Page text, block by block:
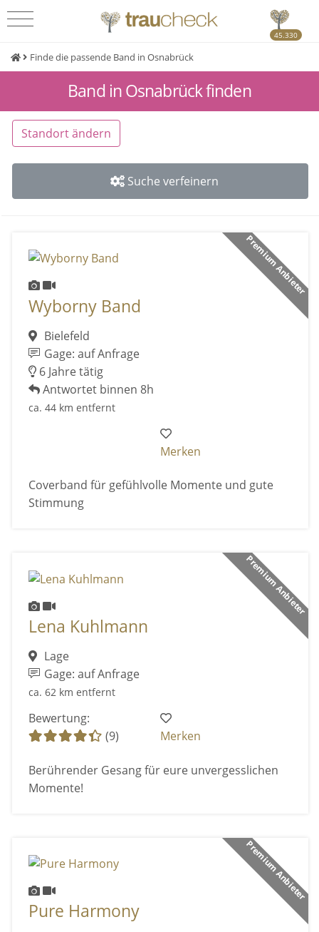
45.330
Finde die passende Band in Osnabrück
Band in Osnabrück finden
Standort ändern
Suche verfeinern
Premium Anbieter
Wyborny Band
Bielefeld
Gage: auf Anfrage
6 Jahre tätig
Antwortet binnen 8h
ca. 44 km entfernt
Merken
Coverband für gefühlvolle Momente und gute
Stimmung
Premium Anbieter
Lena Kuhlmann
Lage
Gage: auf Anfrage
ca. 62 km entfernt
Bewertung:
(9)
Merken
Berührender Gesang für eure unvergesslichen
Momente!
Premium Anbieter
Pure Harmony